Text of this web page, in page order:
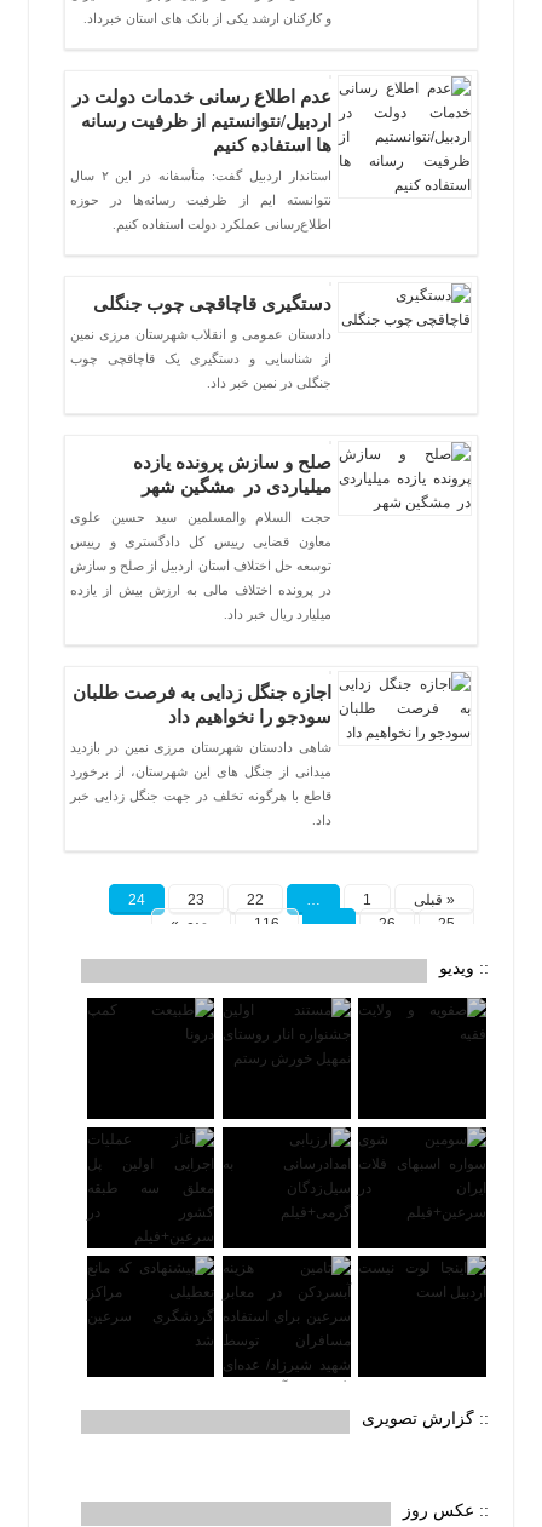
و کارکنان ارشد یکی از بانک های استان خبرداد.
عدم اطلاع رسانی خدمات دولت در
اردبیل/نتوانستیم از ظرفیت رسانه
ها استفاده کنیم
استاندار اردبیل گفت: متأسفانه در این ۲ سال
نتوانسته ایم از ظرفیت رسانه‌ها در حوزه
اطلاع‌رسانی عملکرد دولت استفاده کنیم.
دستگیری قاچاقچی چوب جنگلی
دادستان عمومی و انقلاب شهرستان مرزی نمین
از شناسایی و دستگیری یک قاچاقچی چوب
جنگلی در نمین خبر داد.
صلح و سازش پرونده یازده
میلیاردی در مشگین شهر
حجت السلام والمسلمین سید حسین علوی
معاون قضایی رییس کل دادگستری و رییس
توسعه حل اختلاف استان اردبیل از صلح و سازش
در پرونده اختلاف مالی به ارزش بیش از یازده
میلیارد ریال خبر داد.
اجازه جنگل زدایی به فرصت طلبان
سودجو را نخواهیم داد
شاهی دادستان شهرستان مرزی نمین در بازدید
میدانی از جنگل های این شهرستان، از برخورد
قاطع با هرگونه تخلف در جهت جنگل زدایی خبر
داد.
« قبلی 1
…
22
23
24
25
26
…
116 بعدی »
:: ویدیو
:: گزارش تصویری
:: عکس روز